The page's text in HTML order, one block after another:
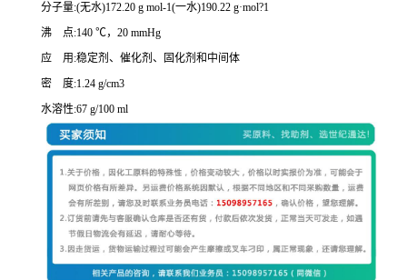
分子量:(无水)172.20 g mol-1(一水)190.22 g·mol?1
沸 点:140 ℃，20 mmHg
应 用:稳定剂、催化剂、固化剂和中间体
密 度:1.24 g/cm3
水溶性:67 g/100 ml